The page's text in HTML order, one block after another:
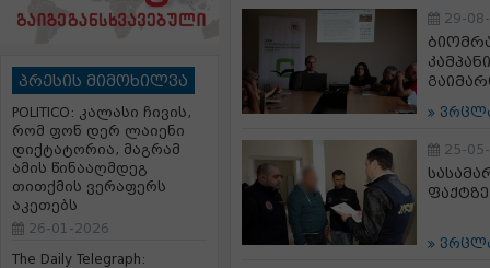
პრესის მიმოხილვა
POLITICO: კალასი ჩივის,
რომ ფონ დერ ლაიენი
დიქტატორია, მაგრამ
ამის წინააღმდეგ
თითქმის ვერაფერს
აკეთებს
26-01-2026
The Daily Telegraph:
29-
25-